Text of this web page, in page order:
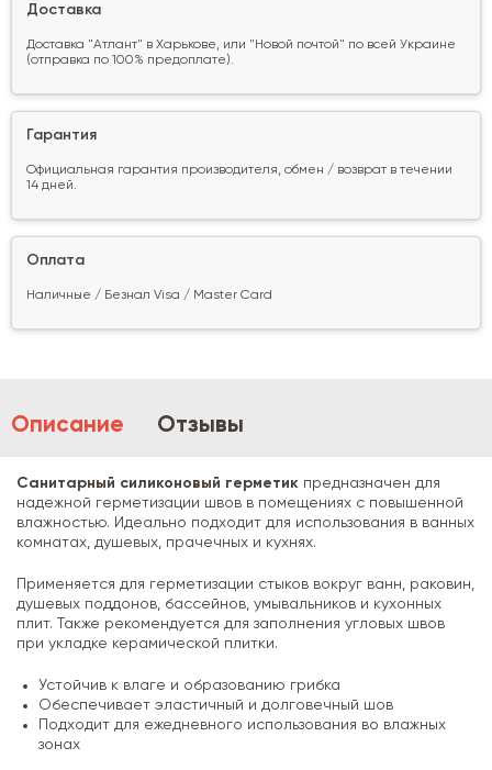
Доставка
Доставка "Атлант" в Харькове, или "Новой почтой" по всей Украине
(отправка по 100% предоплате).
Гарантия
Официальная гарантия производителя, обмен / возврат в течении
14 дней.
Оплата
Наличные / Безнал Visa / Master Card
Описание Отзывы
Санитарный силиконовый герметик предназначен для
надежной герметизации швов в помещениях с повышенной
влажностью. Идеально подходит для использования в ванных
комнатах, душевых, прачечных и кухнях.
Применяется для герметизации стыков вокруг ванн, раковин,
душевых поддонов, бассейнов, умывальников и кухонных
плит. Также рекомендуется для заполнения угловых швов
при укладке керамической плитки.
Устойчив к влаге и образованию грибка
Обеспечивает эластичный и долговечный шов
Подходит для ежедневного использования во влажных
зонах